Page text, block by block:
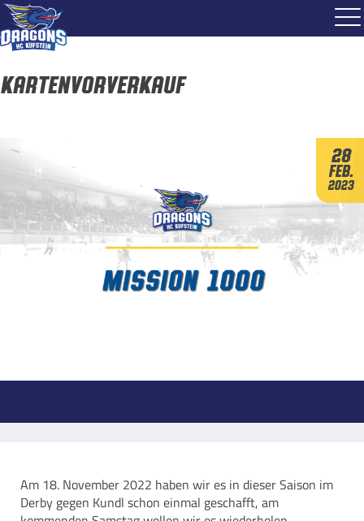
Kartenvorverkauf
28
Feb.
2023
Am 18. November 2022 haben wir es in dieser Saison im
Derby gegen Kundl schon einmal geschafft, am